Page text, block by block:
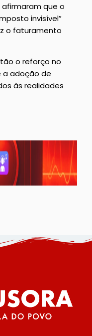
afirmaram que o
invisível”
o faturamento
o reforço no
adoção de
às realidades